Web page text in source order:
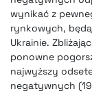
wynikać z
rynkowych,
Ukrainie.
ponowne
najwyższy
negatywnych